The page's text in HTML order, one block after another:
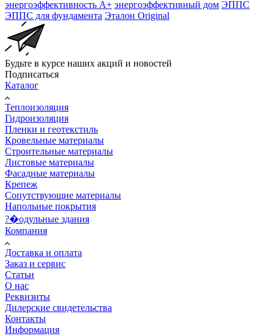
энергоэффективность А+ энергоэффективный дом ЭППС
ЭППС для фундамента Эталон Original
Будьте в курсе наших акций и новостей
Подписаться
Каталог
Теплоизоляция
Гидроизоляция
Пленки и геотекстиль
Кровельные материалы
Строительные материалы
Листовые материалы
Фасадные материалы
Крепеж
Сопутствующие материалы
Напольные покрытия
?�одульные здания
Компания
Доставка и оплата
Заказ и сервис
Статьи
О нас
Реквизиты
Дилерские свидетельства
Контакты
Информация